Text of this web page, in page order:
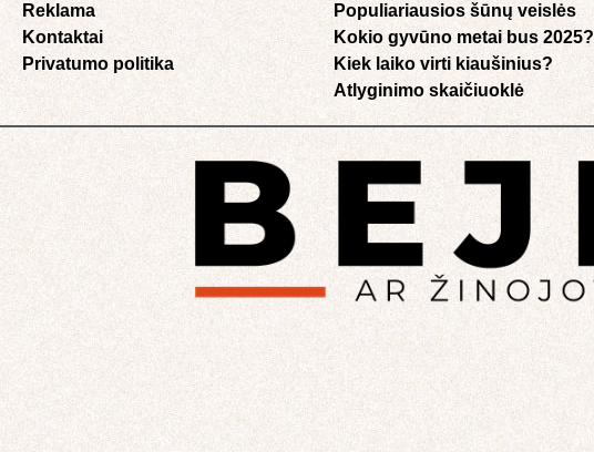
Reklama
Kontaktai
Privatumo politika
Populiariausios šūnų veislės
Kokio gyvūno metai bus 2025?
Kiek laiko virti kiaušinius?
Atlyginimo skaičiuoklė​